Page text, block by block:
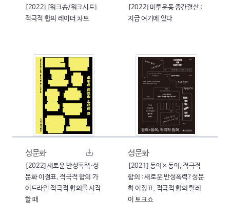
[2022] [워크숍/워크시트]
적극적 합의 레이더 차트
[2022] 미투운동 중간결산 :
지금 여기에 있다
성문화
[2022] 새로운 반성폭력·성
문화 이정표, 적극적 합의 가
이드라인 적극적 합의를 시작
할 때
성문화
[2021] 동의×동의, 적극적
합의 : 새로운 반성폭력?성문
화 이정표, 적극적 합의 릴레
이 토크쇼